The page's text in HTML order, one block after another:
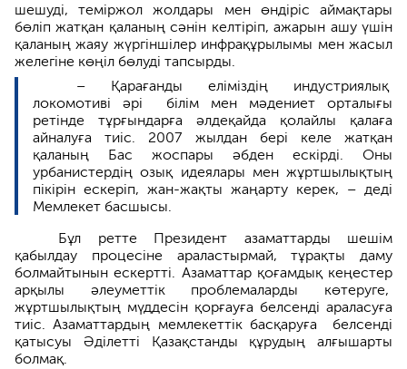
шешуді, теміржол жолдары мен өндіріс аймақтары
бөліп жатқан қаланың сәнін келтіріп, ажарын ашу үшін
қаланың жаяу жүргіншілер инфрақұрылымы мен жасыл
желегіне көңіл бөлуді тапсырды.
– Қарағанды еліміздің индустриялық
локомотиві әрі білім мен мәдениет орталығы
ретінде тұрғындарға әлдеқайда қолайлы қалаға
айналуға тиіс. 2007 жылдан бері келе жатқан
қаланың Бас жоспары әбден ескірді. Оны
урбанистердің озық идеялары мен жұртшылықтың
пікірін ескеріп, жан-жақты жаңарту керек, – деді
Мемлекет басшысы.
Бұл ретте Президент азаматтарды шешім
қабылдау процесіне араластырмай, тұрақты даму
болмайтынын ескертті. Азаматтар қоғамдық кеңестер
арқылы әлеуметтік проблемаларды көтеруге,
жұртшылықтың мүддесін қорғауға белсенді араласуға
тиіс. Азаматтардың мемлекеттік басқаруға белсенді
қатысуы Әділетті Қазақстанды құрудың алғышарты
болмақ.